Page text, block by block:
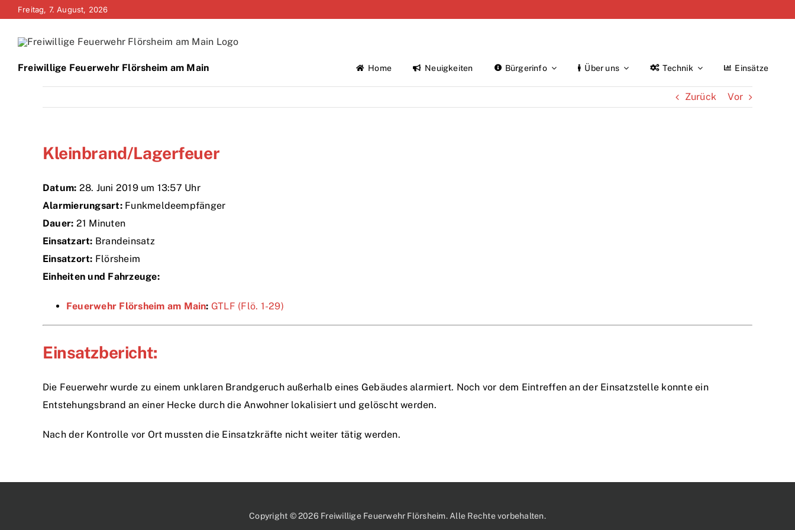
Zum
springen
Freitag, 7. August, 2026
Freiwillige Feuerwehr Flörsheim am Main Home Neuigkeiten Bürgerinfo Über uns Technik Einsätze
Zurück Vor
Kleinbrand/Lagerfeuer
Datum: 28. Juni 2019 um 13:57 Uhr
Alarmierungsart:Funkmeldeempfänger
Dauer: 21 Minuten
Einsatzart: Brandeinsatz
Einsatzort: Flörsheim
Einheiten und Fahrzeuge:
Feuerwehr Flörsheim am Main: GTLF (Flö. 1-29)
Einsatzbericht:
Die Feuerwehr wurde zu einem unklaren Brandgeruch außerhalb eines Gebäudes alarmiert. Noch vor dem Eintreffen an der Einsatzstelle konnte ein
Entstehungsbrand an einer Hecke durch die Anwohner lokalisiert und gelöscht werden.
Nach der Kontrolle vor Ort mussten die Einsatzkräfte nicht weiter tätig werden.
Copyright © 2026 Freiwillige Feuerwehr Flörsheim. Alle Rechte vorbehalten.